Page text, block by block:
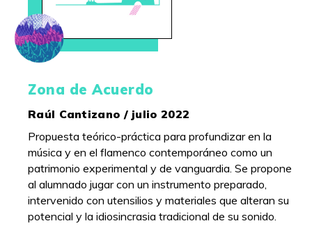
Zona de Acuerdo
Raúl Cantizano / julio 2022
Propuesta teórico-práctica para profundizar en la
música y en el flamenco contemporáneo como un
patrimonio experimental y de vanguardia. Se propone
al alumnado jugar con un instrumento preparado,
intervenido con utensilios y materiales que alteran su
potencial y la idiosincrasia tradicional de su sonido.